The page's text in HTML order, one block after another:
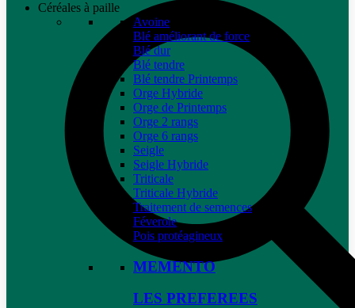
Céréales à paille
Avoine
Blé améliorant de force
Blé dur
Blé tendre
Blé tendre Printemps
Orge Hybride
Orge de Printemps
Orge 2 rangs
Orge 6 rangs
Seigle
Seigle Hybride
Triticale
Triticale Hybride
Traitement de semences
Féverole
Pois protéagineux
MEMENTO
LES PREFEREES